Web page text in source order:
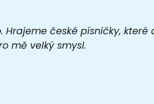
Hrajeme české písničky,
mě velký smysl.